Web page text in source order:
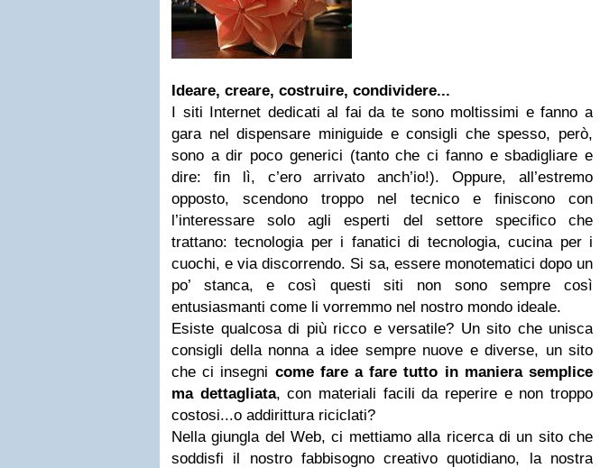
Ideare, creare, costruire, condividere...
I siti Internet dedicati al fai da te sono moltissimi e fanno a
gara nel dispensare miniguide e consigli che spesso, però,
sono a dir poco generici (tanto che ci fanno e sbadigliare e
dire: fin lì, c’ero arrivato anch’io!). Oppure, all’estremo
opposto, scendono troppo nel tecnico e finiscono con
l’interessare solo agli esperti del settore specifico che
trattano: tecnologia per i fanatici di tecnologia, cucina per i
cuochi, e via discorrendo. Si sa, essere monotematici dopo un
po’ stanca, e così questi siti non sono sempre così
entusiasmanti come li vorremmo nel nostro mondo ideale.
Esiste qualcosa di più ricco e versatile? Un sito che unisca
consigli della nonna a idee sempre nuove e diverse, un sito
che ci insegni come fare a fare tutto in maniera semplice
ma dettagliata, con materiali facili da reperire e non troppo
costosi...o addirittura riciclati?
Nella giungla del Web, ci mettiamo alla ricerca di un sito che
soddisfi il nostro fabbisogno creativo quotidiano, la nostra